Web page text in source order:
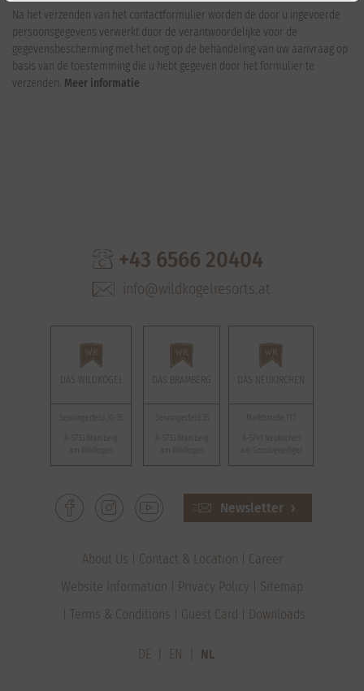
Na het verzenden van het contactformulier worden de door u ingevoerde
persoonsgegevens verwerkt door de verantwoordelijke voor de
gegevensbescherming met het oog op de behandeling van uw aanvraag op
basis van de toestemming die u hebt gegeven door het formulier te
verzenden. Meer informatie
+43 6566 20404
info@wildkogelresorts.at
DAS WILDKOGEL
Senningerfeld 30-35
A-5733 Bramberg
am Wildkogel
DAS BRAMBERG
Senningerfeld 35
A-5733 Bramberg
am Wildkogel
DAS NEUKIRCHEN
Marktstraße 117
A-5741 Neukirchen
am Grossvenediger
Newsletter
About Us Contact & Location
Career
Website Information
Privacy Policy
Sitemap
Terms & Conditions
Guest Card Downloads
DE EN NL